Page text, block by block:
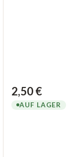
2,50 €
AUF LAGER